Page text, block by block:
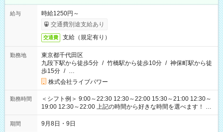
給与
時給1250円～
交通費別途支給あり
交通費 支給（規定有り）
勤務地
東京都千代田区
九段下駅から徒歩5分 / 竹橋駅から徒歩10分 / 神保町駅から徒
歩15分 / …
株式会社ライブパワー
勤務時間
＜シフト例＞ 9:00～22:30 12:30～22:00 15:30～21:00 12:30～
19:00 12:30～22:00 上記の時間から好きな時間を選べます！ ※
時間は変更となる可能性があります
期間 9月8日・9日